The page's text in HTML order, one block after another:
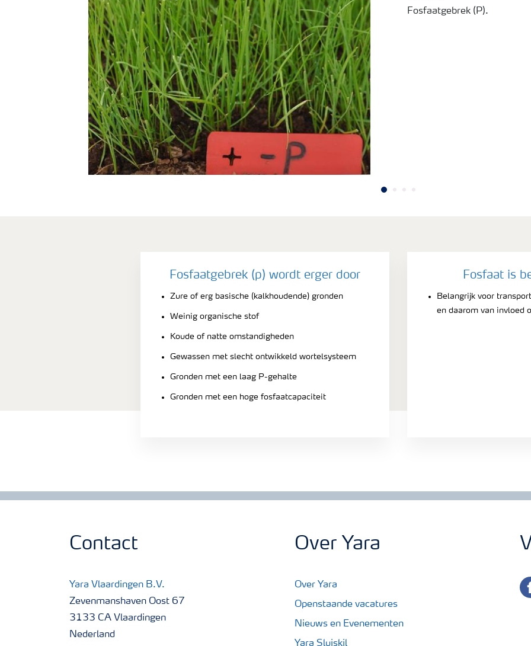
Fosfaatgebrek (P).
Fosfaatgebrek (p) wordt erger door
Zure of erg basische (kalkhoudende) gronden
Weinig organische stof
Koude of natte omstandigheden
Gewassen met slecht ontwikkeld wortelsysteem
Gronden met een laag P-gehalte
Gronden met een hoge fosfaatcapaciteit
Fosfaat is
Belangrijk voor
en daarom van invloed
Contact
Yara Vlaardingen B.V.
Zevenmanshaven Oost 67
3133 CA Vlaardingen
Nederland
Over Yara
Over Yara
Openstaande vacatures
Nieuws en Evenementen
Yara Sluiskil